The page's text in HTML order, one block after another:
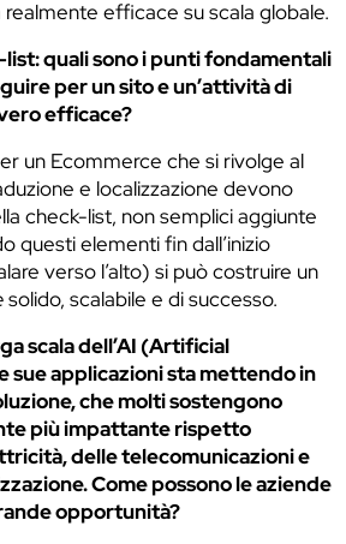
efficace su scala globale.
quali sono i punti fondamentali
per un sito e un’attività di
efficace?
un Ecommerce che si rivolge al
e localizzazione devono
check-list, non semplici aggiunte
questi elementi fin dall’inizio
verso l’alto) si può costruire un
solido, scalabile e di successo.
scala dell’AI (Artificial
sue applicazioni sta mettendo in
che molti sostengono
più impattante rispetto
delle telecomunicazioni e
Come possono le aziende
opportunità?